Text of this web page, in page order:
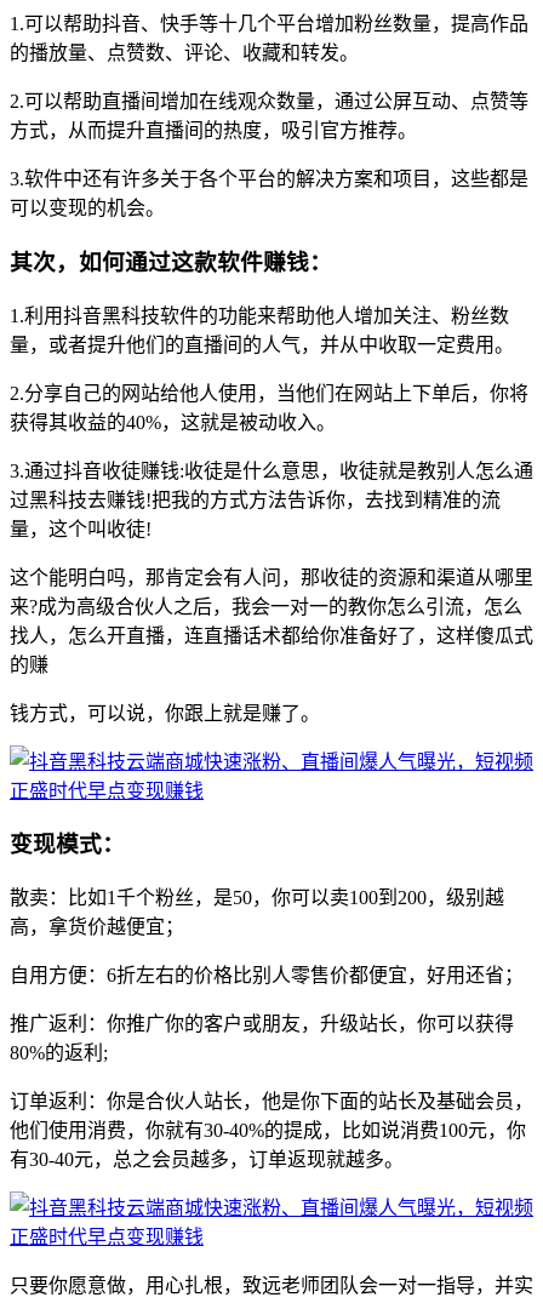
1.可以帮助抖音、快手等十几个平台增加粉丝数量，提高作品
的播放量、点赞数、评论、收藏和转发。
2.可以帮助直播间增加在线观众数量，通过公屏互动、点赞等
方式，从而提升直播间的热度，吸引官方推荐。
3.软件中还有许多关于各个平台的解决方案和项目，这些都是
可以变现的机会。
其次，如何通过这款软件赚钱：
1.利用抖音黑科技软件的功能来帮助他人增加关注、粉丝数
量，或者提升他们的直播间的人气，并从中收取一定费用。
2.分享自己的网站给他人使用，当他们在网站上下单后，你将
获得其收益的40%，这就是被动收入。
3.通过抖音收徒赚钱:收徒是什么意思，收徒就是教别人怎么通
过黑科技去赚钱!把我的方式方法告诉你，去找到精准的流
量，这个叫收徒!
这个能明白吗，那肯定会有人问，那收徒的资源和渠道从哪里
来?成为高级合伙人之后，我会一对一的教你怎么引流，怎么
找人，怎么开直播，连直播话术都给你准备好了，这样傻瓜式
的赚
钱方式，可以说，你跟上就是赚了。
变现模式：
散卖：比如1千个粉丝，是50，你可以卖100到200，级别越
高，拿货价越便宜；
自用方便：6折左右的价格比别人零售价都便宜，好用还省；
推广返利：你推广你的客户或朋友，升级站长，你可以获得
80%的返利;
订单返利：你是合伙人站长，他是你下面的站长及基础会员，
他们使用消费，你就有30-40%的提成，比如说消费100元，你
有30-40元，总之会员越多，订单返现就越多。
只要你愿意做，用心扎根，致远老师团队会一对一指导，并实